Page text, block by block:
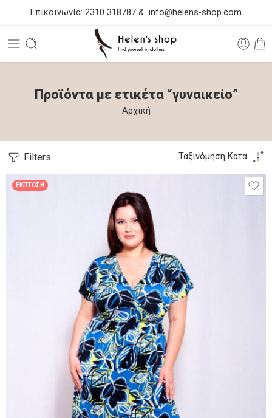
Επικοινωνία: 2310 318787 & info@helens-shop.com
Προϊόντα με ετικέτα “γυναικείο”
Αρχική
Filters Ταξινόμηση Κατά
ΈΚΠΤΩΣΗ